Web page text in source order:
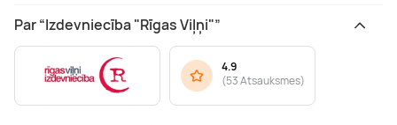
Par “Izdevniecība "Rīgas Viļņi"”
4.9
(53 Atsauksmes)